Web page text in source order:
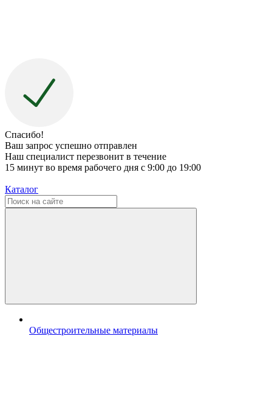
Спасибо!
Ваш запрос успешно отправлен
Наш специалист перезвонит в течение
15 минут во время рабочего дня с 9:00 до 19:00
Каталог
Общестроительные материалы